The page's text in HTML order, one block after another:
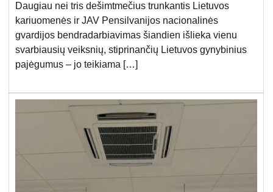
Daugiau nei tris dešimtmečius trunkantis Lietuvos
kariuomenės ir JAV Pensilvanijos nacionalinės
gvardijos bendradarbiavimas šiandien išlieka vienu
svarbiausių veiksnių, stiprinančių Lietuvos gynybinius
pajėgumus – jo teikiama […]